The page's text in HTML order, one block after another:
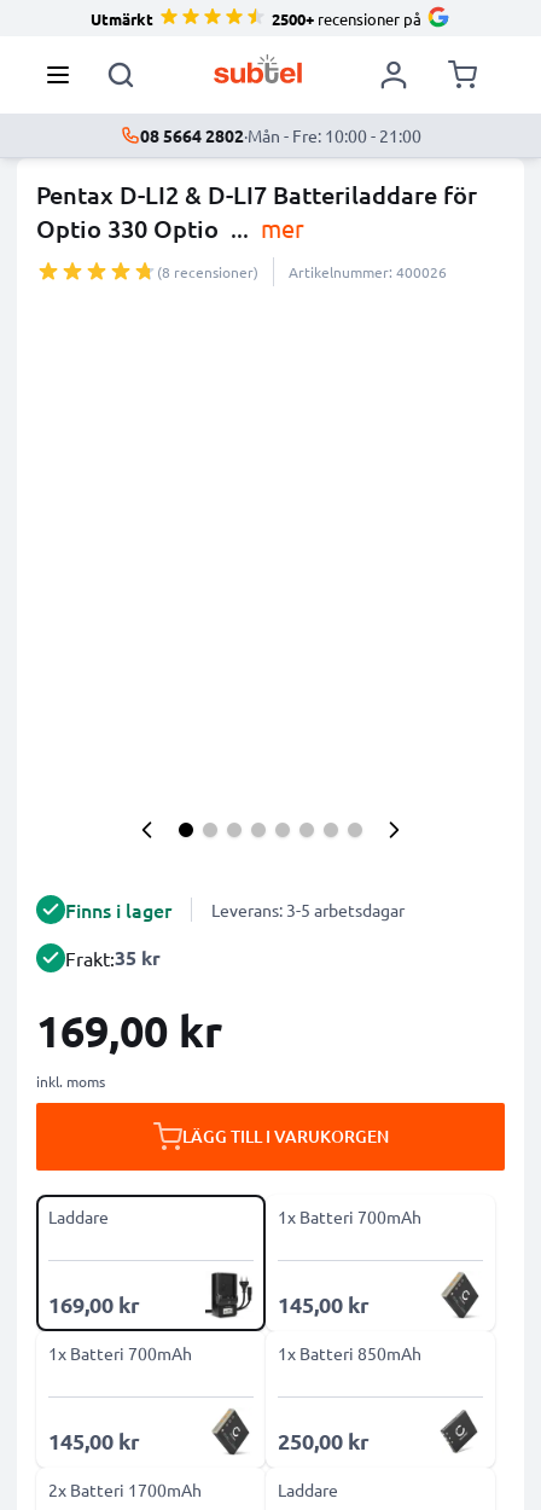
Utmärkt 2500+ recensioner på
08 5664 2802·Mån - Fre: 10:00 - 21:00
Pentax D-LI2 & D-LI7 Batteriladdare för
Optio 330 Optio ... mer
(8 recensioner) Artikelnummer: 400026
Finns i lager Leverans: 3-5 arbetsdagar
Frakt:35 kr
169,00 kr
inkl. moms
LÄGG TILL I VARUKORGEN
Laddare
169,00 kr
1x Batteri 700mAh
145,00 kr
1x Batteri 700mAh
145,00 kr
1x Batteri 850mAh
250,00 kr
2x Batteri 1700mAh Laddare